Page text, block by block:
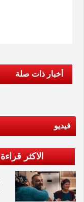
أخبار ذات صلة
فيديو
الاكثر قراءة